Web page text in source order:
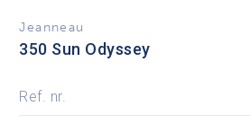
Jeanneau
350 Sun Odyssey
Ref. nr.